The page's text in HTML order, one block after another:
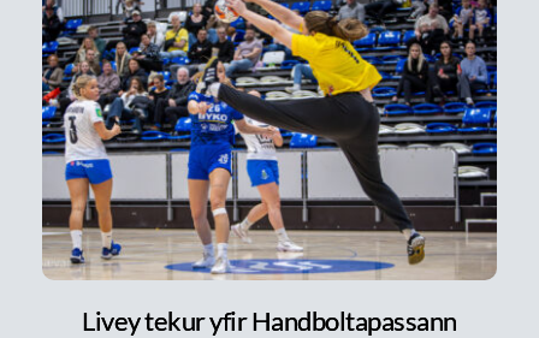
Livey tekur yfir Handboltapassann